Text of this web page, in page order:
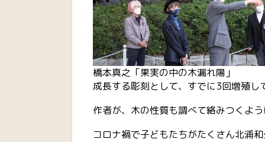
橋本真之「果実の中の木漏れ陽」
成長する彫刻として、すでに3回増殖
作者が、木の性質も調べて絡みつくよ
コロナ禍で子どもたちがたくさん北浦